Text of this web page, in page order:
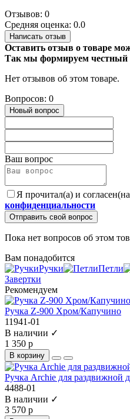
Отзывов: 0
Средняя оценка: 0.0
Написать отзыв
Оставить отзыв о товаре
Так мы формируем честный
Нет отзывов об этом товаре.
Вопросов: 0
Новый вопрос
Ваш вопрос
Я прочитал(а) и
конфиденциальности
Отправить свой вопрос
Пока нет вопросов об этом
Вам понадобится
Ручки
Петли
Завертки
Рекомендуем
Ручка Z-900 Хром/Капучино
11941-01
В наличии ✓
1 350 р
В корзину
Ручка Archie для раздвижной
4488-01
В наличии ✓
3 570 р